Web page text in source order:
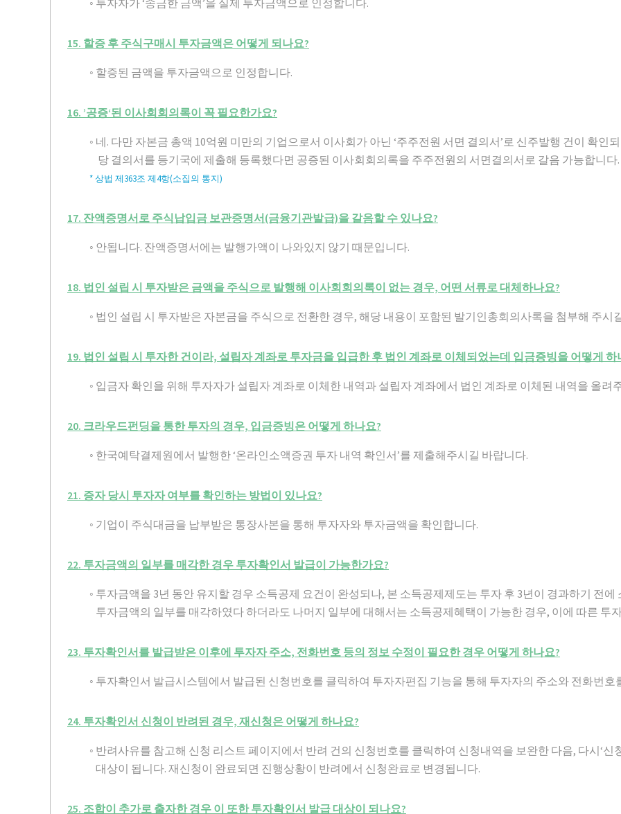
◦ 투자자가 ‘송금한 금액’을 실제 투자금액으로 인정합니다.
15. 할증 후 주식구매시 투자금액은 어떻게 되나요?
◦ 할증된 금액을 투자금액으로 인정합니다.
16. ’공증‘된 이사회회의록이 꼭 필요한가요?
◦ 네. 다만 자본금 총액 10억원 미만의 기업으로서 이사회가 아닌 ‘주주전원 서면 결의서’로 신주발행 건이 확인
당 결의서를 등기국에 제출해 등록했다면 공증된 이사회회의록을 주주전원의 서면결의서로 갈음 가능합니다.
* 상법 제363조 제4항(소집의 통지)
17. 잔액증명서로 주식납입금 보관증명서(금융기관발급)을 갈음할 수 있나요?
◦ 안됩니다. 잔액증명서에는 발행가액이 나와있지 않기 때문입니다.
18. 법인 설립 시 투자받은 금액을 주식으로 발행해 이사회회의록이 없는 경우, 어떤 서류로 대체하나요?
◦ 법인 설립 시 투자받은 자본금을 주식으로 전환한 경우, 해당 내용이 포함된 발기인총회의사록을 첨부해 주시
19. 법인 설립 시 투자한 건이라, 설립자 계좌로 투자금을 입급한 후 법인 계좌로 이체되었는데 입금증빙을 어떻게 하
◦ 입금자 확인을 위해 투자자가 설립자 계좌로 이체한 내역과 설립자 계좌에서 법인 계좌로 이체된 내역을 올려
20. 크라우드펀딩을 통한 투자의 경우, 입금증빙은 어떻게 하나요?
◦ 한국예탁결제원에서 발행한 ‘온라인소액증권 투자 내역 확인서’를 제출해주시길 바랍니다.
21. 증자 당시 투자자 여부를 확인하는 방법이 있나요?
◦ 기업이 주식대금을 납부받은 통장사본을 통해 투자자와 투자금액을 확인합니다.
22. 투자금액의 일부를 매각한 경우 투자확인서 발급이 가능한가요?
◦ 투자금액을 3년 동안 유지할 경우 소득공제 요건이 완성되나, 본 소득공제제도는 투자 후 3년이 경과하기 전
투자금액의 일부를 매각하였다 하더라도 나머지 일부에 대해서는 소득공제혜택이 가능한 경우, 이에 따른 투
23. 투자확인서를 발급받은 이후에 투자자 주소, 전화번호 등의 정보 수정이 필요한 경우 어떻게 하나요?
◦ 투자확인서 발급시스템에서 발급된 신청번호를 클릭하여 투자자편집 기능을 통해 투자자의 주소와 전화번호
24. 투자확인서 신청이 반려된 경우, 재신청은 어떻게 하나요?
◦ 반려사유를 참고해 신청 리스트 페이지에서 반려 건의 신청번호를 클릭하여 신청내역을 보완한 다음, 다시‘
대상이 됩니다. 재신청이 완료되면 진행상황이 반려에서 신청완료로 변경됩니다.
25. 조합이 추가로 출자한 경우 이 또한 투자확인서 발급 대상이 되나요?